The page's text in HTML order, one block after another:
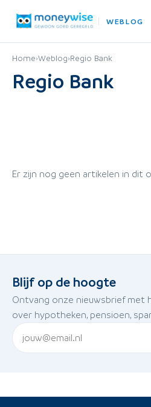
WEBLOG
Home›Weblog›Regio Bank
Regio Bank
Er zijn nog geen artikelen in dit
Blijf op de hoogte
Ontvang onze nieuwsbrief met
over hypotheken, pensioen,